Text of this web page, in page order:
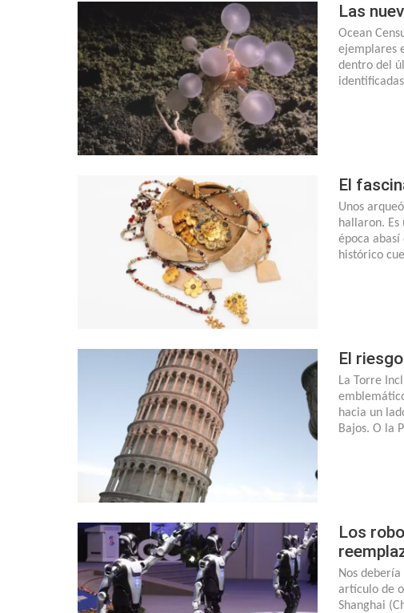
Las
Ocean
ejemplares
dentro del
El
Unos
hallaron.
época
histórico
El
La Torre
hacia un
Bajos. O la
Los
Nos
artículo de
Shanghai